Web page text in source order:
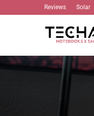
Reviews Solar